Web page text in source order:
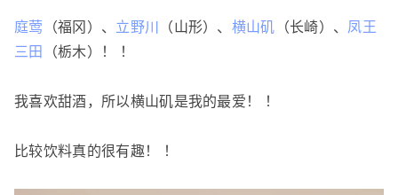
庭莺 （福冈）、 立野川 （山形）、 横山矶 （长崎）、 凤王
三田
（栃木）！ ！
我喜欢甜酒，所以横山矶是我的最爱！ ！
比较饮料真的很有趣！ ！